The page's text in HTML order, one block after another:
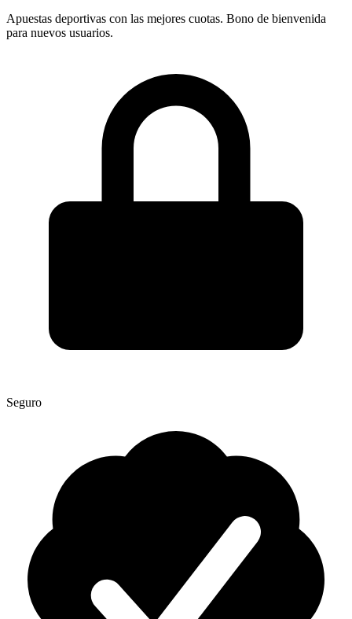
Apuestas deportivas con las mejores cuotas. Bono de bienvenida
para nuevos usuarios.
Seguro